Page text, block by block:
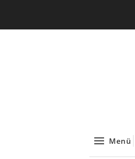
Menü